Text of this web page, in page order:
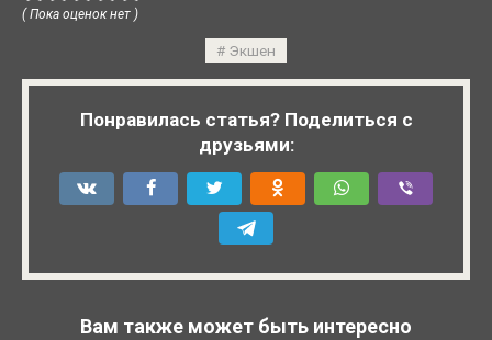
( Пока оценок нет )
Экшен
Понравилась статья? Поделиться с
друзьями:
Вам также может быть интересно